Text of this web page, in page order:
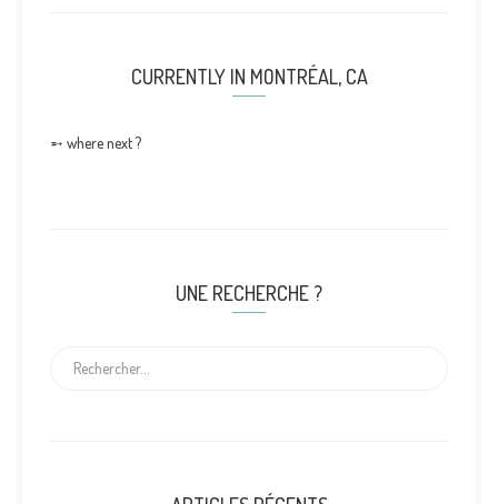
CURRENTLY IN MONTRÉAL, CA
➵ where next ?
UNE RECHERCHE ?